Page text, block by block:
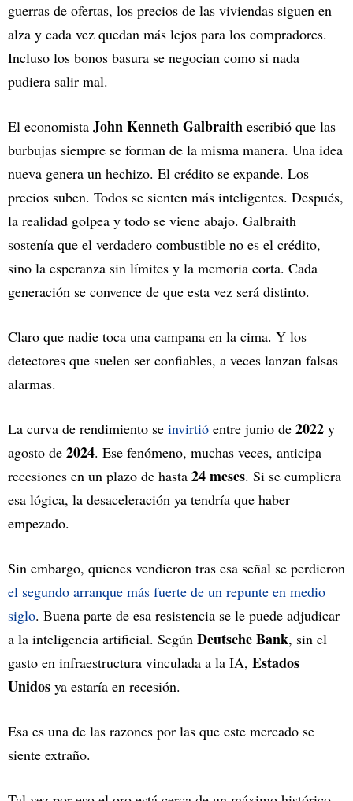
guerras de ofertas, los precios de las viviendas siguen en
alza y cada vez quedan más lejos para los compradores.
Incluso los bonos basura se negocian como si nada
pudiera salir mal.
El economista John Kenneth Galbraith escribió que las
burbujas siempre se forman de la misma manera. Una idea
nueva genera un hechizo. El crédito se expande. Los
precios suben. Todos se sienten más inteligentes. Después,
la realidad golpea y todo se viene abajo. Galbraith
sostenía que el verdadero combustible no es el crédito,
sino la esperanza sin límites y la memoria corta. Cada
generación se convence de que esta vez será distinto.
Claro que nadie toca una campana en la cima. Y los
detectores que suelen ser confiables, a veces lanzan falsas
alarmas.
La curva de rendimiento se invirtió entre junio de 2022 y
agosto de 2024. Ese fenómeno, muchas veces, anticipa
recesiones en un plazo de hasta 24 meses. Si se cumpliera
esa lógica, la desaceleración ya tendría que haber
empezado.
Sin embargo, quienes vendieron tras esa señal se perdieron
el segundo arranque más fuerte de un repunte en medio
siglo. Buena parte de esa resistencia se le puede adjudicar
a la inteligencia artificial. Según Deutsche Bank, sin el
gasto en infraestructura vinculada a la IA, Estados
Unidos ya estaría en recesión.
Esa es una de las razones por las que este mercado se
siente extraño.